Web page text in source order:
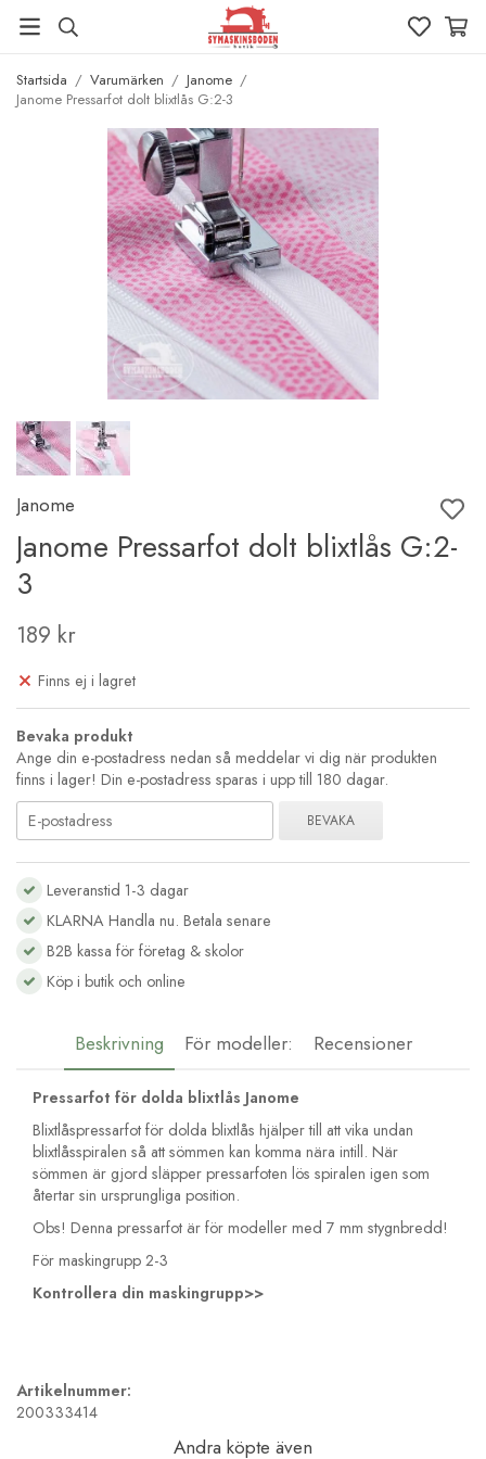
Startsida / Varumärken / Janome /
Janome Pressarfot dolt blixtlås G:2-3
Janome
Janome Pressarfot dolt blixtlås G:2-
3
189 kr
Finns ej i lagret
Bevaka produkt
Ange din e-postadress nedan så meddelar vi dig när produkten
finns i lager! Din e-postadress sparas i upp till 180 dagar.
BEVAKA
Leveranstid 1-3 dagar
KLARNA Handla nu. Betala senare
B2B kassa för företag & skolor
Köp i butik och online
Beskrivning För modeller: Recensioner
Pressarfot för dolda blixtlås Janome
Blixtlåspressarfot för dolda blixtlås hjälper till att vika undan
blixtlåsspiralen så att sömmen kan komma nära intill. När
sömmen är gjord släpper pressarfoten lös spiralen igen som
återtar sin ursprungliga position.
Obs! Denna pressarfot är för modeller med 7 mm stygnbredd!
För maskingrupp 2-3
Kontrollera din maskingrupp>>
Artikelnummer:
200333414
Andra köpte även